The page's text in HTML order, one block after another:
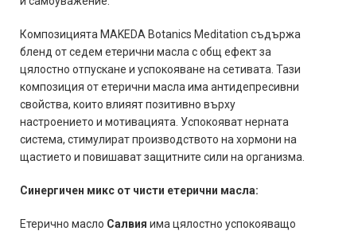
Композицията MAKEDA Botanics Meditation съдържа
бленд от седем етерични масла с общ ефект за
цялостно отпускане и успокояване на сетивата. Тази
композиция от етерични масла има антидепресивни
свойства, които влияят позитивно върху
настроението и мотивацията. Успокояват нерната
система, стимулират производството на хормони на
щастието и повишават защитните сили на организма.
Синергичен микс от чисти етерични масла:
Етерично масло Салвия има цялостно успокояващо